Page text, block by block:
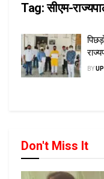
Tag:सीएम-
BY
Don't Miss It